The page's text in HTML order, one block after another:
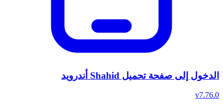
الدخول إلى صفحة تحميل Shahid أندرويد
v7.76.0